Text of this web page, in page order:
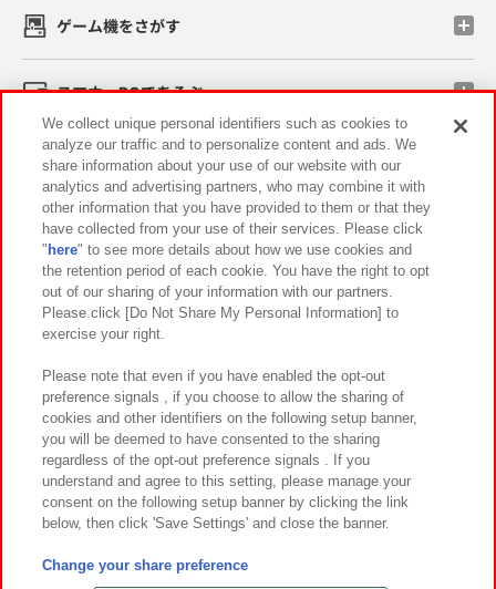
ゲーム機をさがす
スマホ・PCであそぶ
イベント・キャンペーン
関連会社 サステナビリティ サイトポリシー
プライバシーポリシー ウェブアクセシビリティ方針と検証結果
お取引先さまとともに
カスタマーハラスメント対応方針 よくあるご質問・お問い合わせ
©Bandai Namco Amusement Inc.
©Bandai Namco Amusement Lab Inc.
We collect unique personal identifiers such as cookies to
analyze our traffic and to personalize content and ads. We
share information about your use of our website with our
analytics and advertising partners, who may combine it with
other information that you have provided to them or that they
have collected from your use of their services. Please click
" here" to see more details about how we use cookies and
the retention period of each cookie. You have the right to opt
out of our sharing of your information with our partners.
Please click [Do Not Share My Personal Information] to
exercise your right.
Please note that even if you have enabled the opt-out
preference signals , if you choose to allow the sharing of
cookies and other identifiers on the following setup banner,
you will be deemed to have consented to the sharing
regardless of the opt-out preference signals . If you
understand and agree to this setting, please manage your
consent on the following setup banner by clicking the link
below, then click 'Save Settings' and close the banner.
Change your share preference